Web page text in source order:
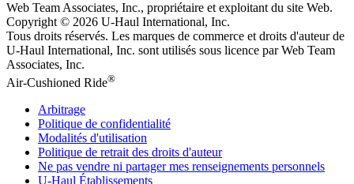
Web Team Associates, Inc., propriétaire et exploitant du site Web.
Copyright © 2026 U-Haul International, Inc.
Tous droits réservés. Les marques de commerce et droits d'auteur de
U-Haul International, Inc. sont utilisés sous licence par Web Team
Associates, Inc.
Air-Cushioned Ride®
Arbitrage
Politique de confidentialité
Modalités d'utilisation
Politique de retrait des droits d'auteur
Ne pas vendre ni partager mes renseignements personnels
U-Haul Établissements